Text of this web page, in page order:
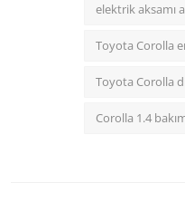
elektrik aksamı
Toyota Corolla
Toyota Corolla
Corolla 1.4